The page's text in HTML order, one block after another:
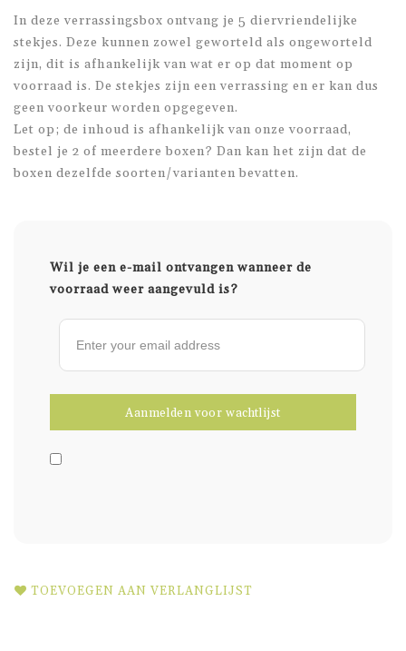
In deze verrassingsbox ontvang je 5 diervriendelijke
stekjes. Deze kunnen zowel geworteld als ongeworteld
zijn, dit is afhankelijk van wat er op dat moment op
voorraad is. De stekjes zijn een verrassing en er kan dus
geen voorkeur worden opgegeven.
Let op; de inhoud is afhankelijk van onze voorraad,
bestel je 2 of meerdere boxen? Dan kan het zijn dat de
boxen dezelfde soorten/varianten bevatten.
Wil je een e-mail ontvangen wanneer de
voorraad weer aangevuld is?
TOEVOEGEN AAN VERLANGLIJST